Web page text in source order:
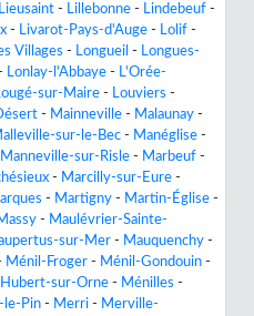
Lieusaint - Lillebonne - Lindebeuf -
- Livarot-Pays-d'Auge - Lolif -
Villages - Longueil - Longues-
Lonlay-l'Abbaye - L'Orée-
sur-Maire - Louviers -
- Mainneville - Malaunay -
sur-le-Bec - Manéglise -
Manneville-sur-Risle - Marbeuf -
- Marcilly-sur-Eure -
- Martigny - Martin-Église -
- Maulévrier-Sainte-
sur-Mer - Mauquenchy -
Ménil-Froger - Ménil-Gondouin -
sur-Orne - Ménilles -
le-Pin - Merri - Merville-